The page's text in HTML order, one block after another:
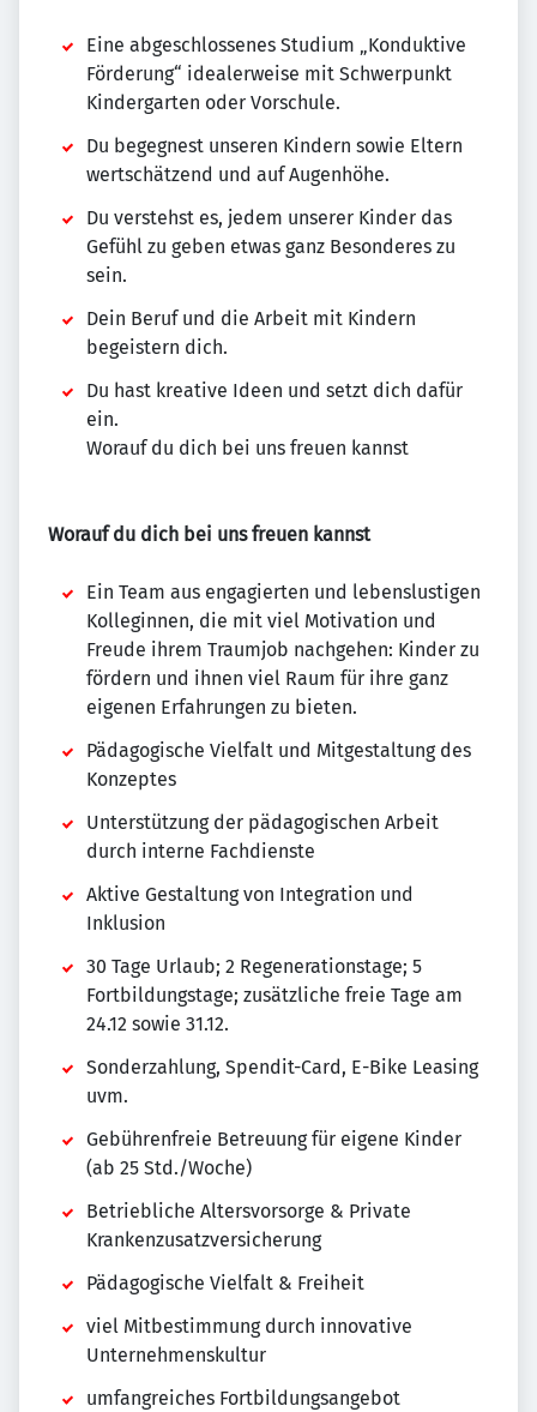
Eine abgeschlossenes Studium „Konduktive
Förderung“ idealerweise mit Schwerpunkt
Kindergarten oder Vorschule.
Du begegnest unseren Kindern sowie Eltern
wertschätzend und auf Augenhöhe.
Du verstehst es, jedem unserer Kinder das
Gefühl zu geben etwas ganz Besonderes zu
sein.
Dein Beruf und die Arbeit mit Kindern
begeistern dich.
Du hast kreative Ideen und setzt dich dafür
ein.
Worauf du dich bei uns freuen kannst
Worauf du dich bei uns freuen kannst
Ein Team aus engagierten und lebenslustigen
Kolleginnen, die mit viel Motivation und
Freude ihrem Traumjob nachgehen: Kinder zu
fördern und ihnen viel Raum für ihre ganz
eigenen Erfahrungen zu bieten.
Pädagogische Vielfalt und Mitgestaltung des
Konzeptes
Unterstützung der pädagogischen Arbeit
durch interne Fachdienste
Aktive Gestaltung von Integration und
Inklusion
30 Tage Urlaub; 2 Regenerationstage; 5
Fortbildungstage; zusätzliche freie Tage am
24.12 sowie 31.12.
Sonderzahlung, Spendit-Card, E-Bike Leasing
uvm.
Gebührenfreie Betreuung für eigene Kinder
(ab 25 Std./Woche)
Betriebliche Altersvorsorge & Private
Krankenzusatzversicherung
Pädagogische Vielfalt & Freiheit
viel Mitbestimmung durch innovative
Unternehmenskultur
umfangreiches Fortbildungsangebot